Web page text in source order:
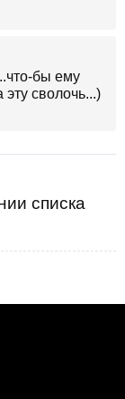
бы ему
сволочь...)
списка